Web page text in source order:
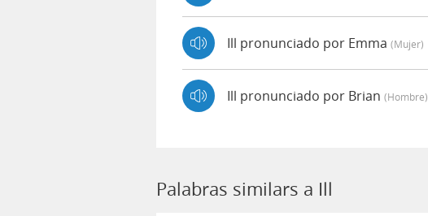
Ill pronunciado por Emma (mujer)
Ill pronunciado por Brian (hombre)
Palabras similars a Ill